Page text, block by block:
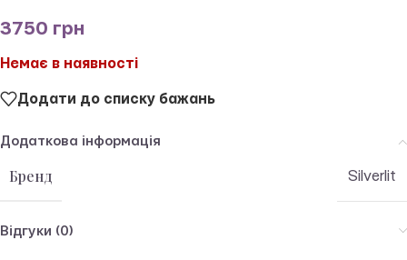
3750 грн
Немає в наявності
Додати до списку бажань
Додаткова інформація
Бренд Silverlit
Відгуки (0)